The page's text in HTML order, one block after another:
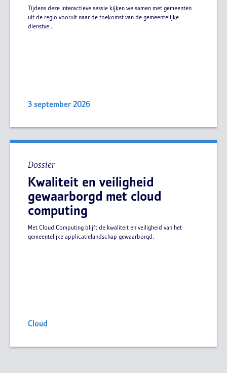
Tijdens deze interactieve sessie kijken we samen met gemeenten
uit de regio vooruit naar de toekomst van de gemeentelijke
dienstve...
3 september 2026
Dossier
Kwaliteit en veiligheid
gewaarborgd met cloud
computing
Met Cloud Computing blijft de kwaliteit en veiligheid van het
gemeentelijke applicatielandschap gewaarborgd.
Cloud